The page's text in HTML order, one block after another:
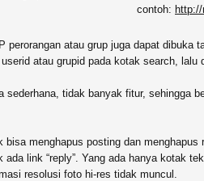
contoh:
perorangan atau grup juga dapat dibuka
atau grupid pada kotak search, lalu
sederhana, tidak banyak fitur, sehingga
bisa menghapus posting dan menghapus
ada link “reply”. Yang ada hanya kotak
resolusi foto hi-res tidak muncul.